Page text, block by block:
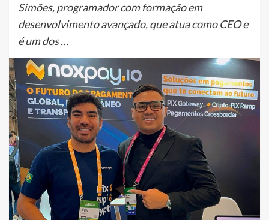
Simões, programador com formação em
desenvolvimento avançado, que atua como CEO e
é um dos …